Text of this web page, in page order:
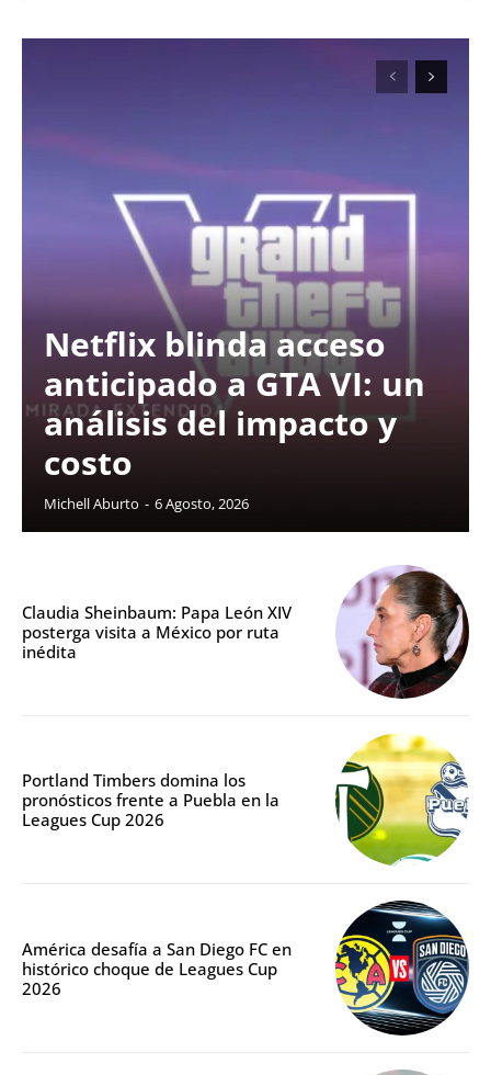
Netflix blinda acceso
anticipado a GTA VI: un
análisis del impacto y
costo
Michell Aburto - 6 Agosto, 2026
Claudia Sheinbaum: Papa León XIV
posterga visita a México por ruta
inédita
Portland Timbers domina los
pronósticos frente a Puebla en la
Leagues Cup 2026
América desafía a San Diego FC en
histórico choque de Leagues Cup
2026